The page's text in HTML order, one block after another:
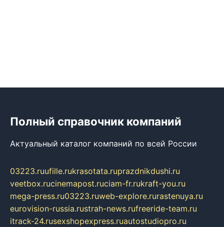
Полный справочник компаний
Актуальный каталог компаний по всей России
03223.ruufille.rukrasotata.ruprazdnikdushi.ru
veetbox.rucinemapost.ruciam-fr.rukraft-you.ru
mega-press.ru03223.ruweb-explore.rurastenuya.ru
eurovision-russia.rustrah-news.rufreeride-team.ru
itrack-24.rusexshopexpress.ruautostudiopro.ru